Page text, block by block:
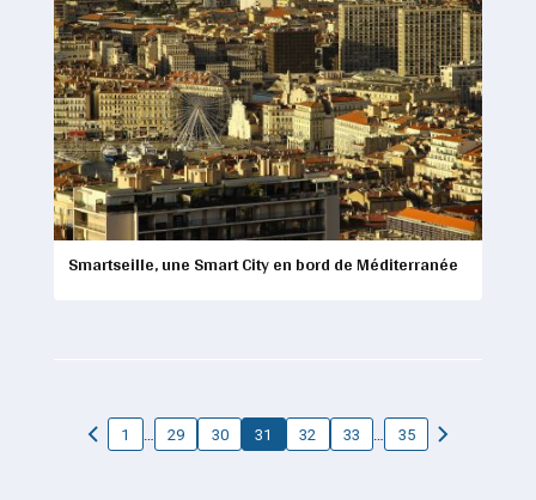
Smartseille, une Smart City en bord de Méditerranée
1 29 30 31 32 33 35